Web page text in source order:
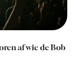
af wie de Bob